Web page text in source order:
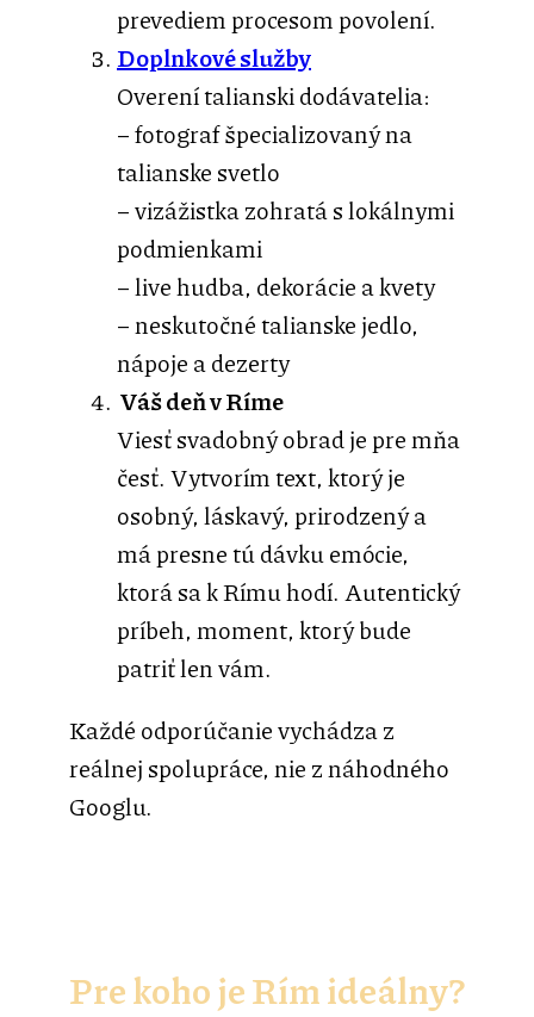
prevediem procesom povolení.
Doplnkové služby
Overení talianski dodávatelia:
– fotograf špecializovaný na
talianske svetlo
– vizážistka zohratá s lokálnymi
podmienkami
– live hudba, dekorácie a kvety
– neskutočné talianske jedlo,
nápoje a dezerty
Váš deň v Ríme
Viesť svadobný obrad je pre mňa
česť. Vytvorím text, ktorý je
osobný, láskavý, prirodzený a
má presne tú dávku emócie,
ktorá sa k Rímu hodí. Autentický
príbeh, moment, ktorý bude
patriť len vám.
Každé odporúčanie vychádza z
reálnej spolupráce, nie z náhodného
Googlu.
Pre koho je Rím ideálny?